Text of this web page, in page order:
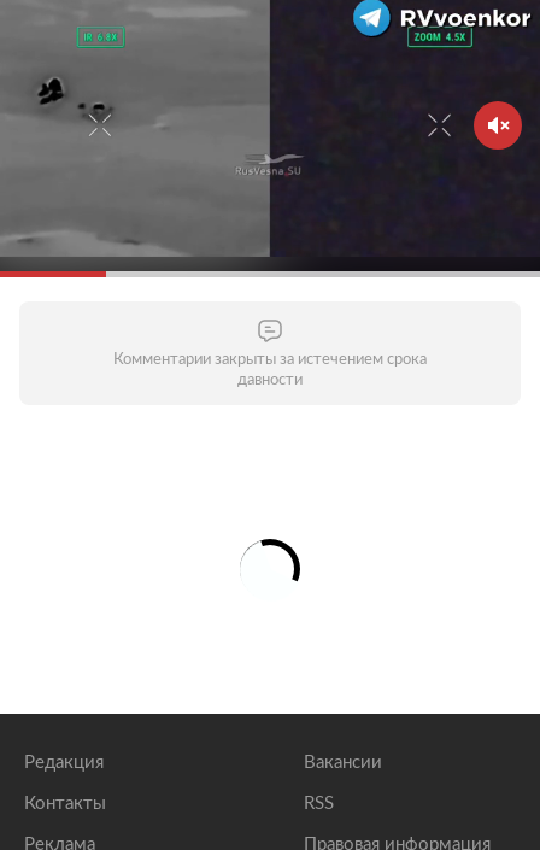
Комментарии закрыты за истечением срока
давности
Редакция
Контакты
Реклама
Вакансии
RSS
Правовая информация